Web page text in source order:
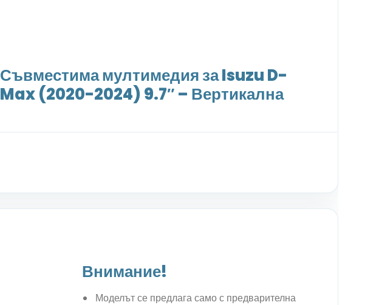
Съвместима мултимедия за Isuzu D-
Max (2020-2024) 9.7″ – Вертикална
Внимание!
Моделът се предлага само с предварителна